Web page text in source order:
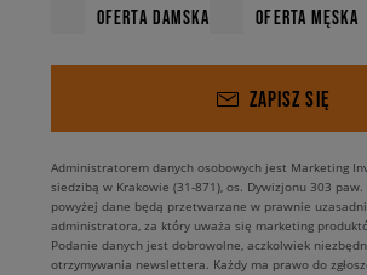
OFERTA DAMSKA OFERTA MĘSKA
ZAPISZ SIĘ
Administratorem danych osobowych jest Marketing
siedzibą w Krakowie (31-871), os. Dywizjonu 303
powyżej dane będą przetwarzane w prawnie
administratora, za który uważa się marketing
Podanie danych jest dobrowolne, aczkolwiek
otrzymywania newslettera. Każdy ma prawo do